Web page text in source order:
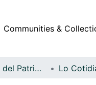
Communities &
Fondo Archivo del Patrimonio Fotográfico y Fílmico del Valle del Cauca Lo